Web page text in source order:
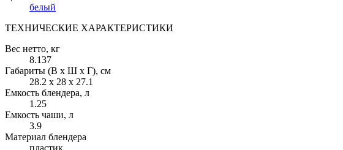
белый
ТЕХНИЧЕСКИЕ ХАРАКТЕРИСТИКИ
Вес нетто, кг
8.137
Габариты (В х Ш х Г), см
28.2 х 28 х 27.1
Емкость блендера, л
1.25
Емкость чаши, л
3.9
Материал блендера
пластик